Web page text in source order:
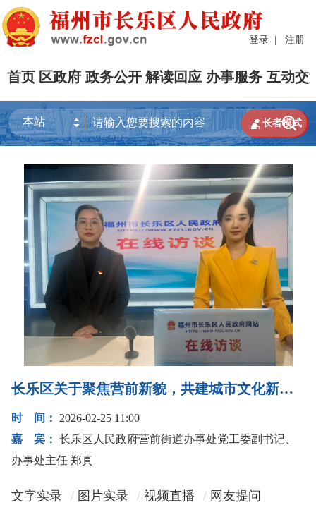
登录 | 注册
首页 区政府 政务公开 解读回应 办事服务 互动交

 长者模式
长乐区关于聚焦营前新貌，共建城市文化新地标的访谈
时 间：
2026-02-25 11:00
嘉 宾： 长乐区人民政府营前街道办事处党工委副书记、
办事处主任 郑真
文字实录 图片实录 视频直播 网友提问